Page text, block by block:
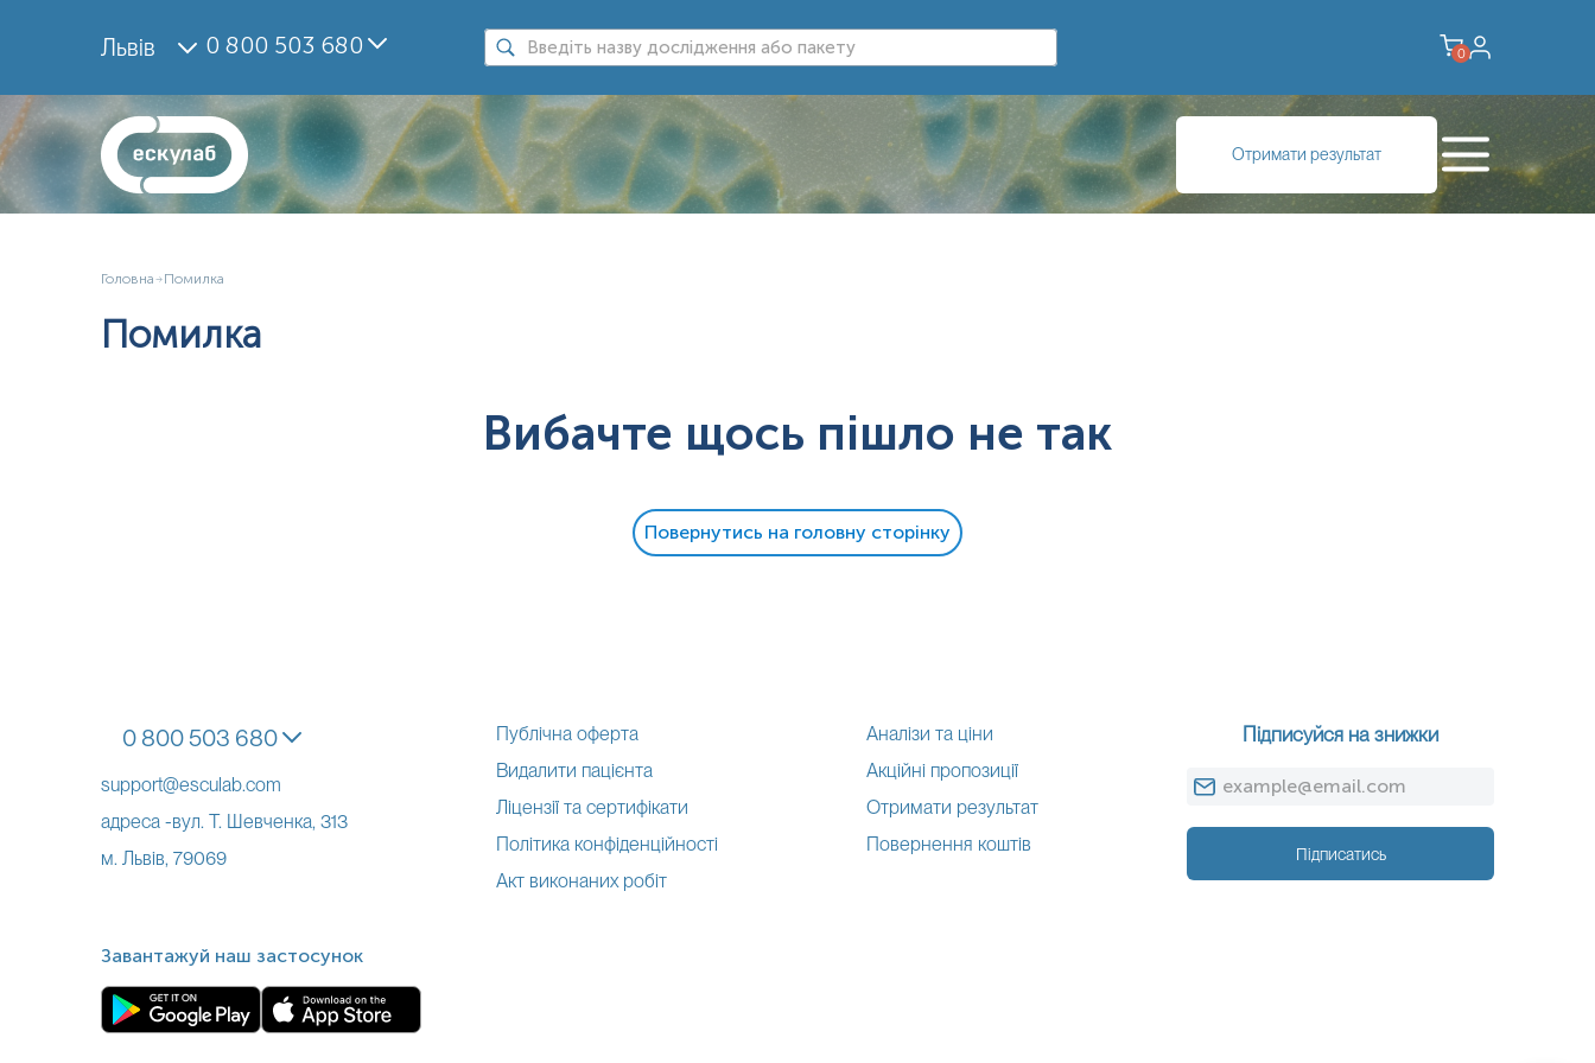
Львів 0 800 503 680 0
Отримати результат
Головна Помилка
Помилка
Вибачте щось пішло не так
Повернутись на головну сторінку
0 800 503 680
support@esculab.com
адреса -вул. Т. Шевченка, 313
м. Львів, 79069
Публічна оферта
Видалити пацієнта
Ліцензії та сертифікати
Політика конфіденційності
Акт виконаних робіт
Аналізи та ціни
Акційні пропозиції
Отримати результат
Повернення коштів
Підписуйся на знижки
Підписатись
Завантажуй наш застосунок